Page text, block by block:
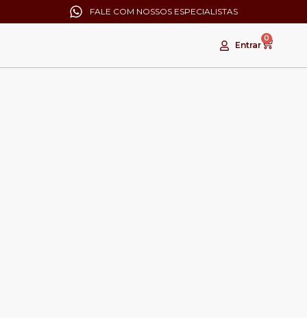
FALE COM NOSSOS ESPECIALISTAS
Entrar
0